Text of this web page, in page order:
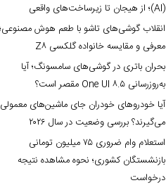
(AI)؛ از هیجان تا زیرساخت‌های واقعی
انقلاب گوشی‌های تاشو‌ با طعم هوش مصنوعی؛
معرفی و مقایسه خانواده گلکسی Z۸
بحران باتری در گوشی‌های سامسونگ؛ آیا
به‌روزرسانی One UI ۸.۵ مقصر است؟
آیا خودروهای خودران جای ماشین‌های معمولی
می‌گیرند؟ بررسی وضعیت در سال ۲۰۲۶
استعلام وام ضروری ۷۵ میلیون تومانی
بازنشستگان کشوری؛ نحوه مشاهده نتیجه
درخواست